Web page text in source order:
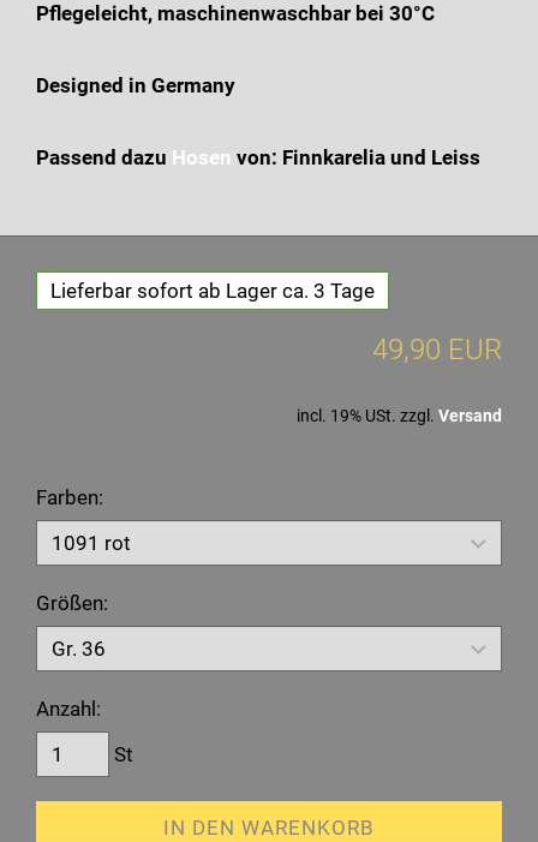
Pflegeleicht, maschinenwaschbar bei 30°C
Designed in Germany
Passend dazu Hosen von: Finnkarelia und Leiss
Lieferbar sofort ab Lager ca. 3 Tage
49,90 EUR
incl. 19% USt. zzgl. Versand
Farben:
Größen:
Anzahl:
St
IN DEN WARENKORB